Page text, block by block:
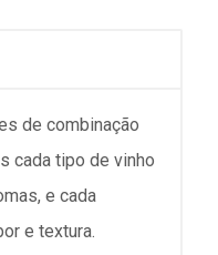
de combinação
cada tipo de vinho
e cada
e textura.